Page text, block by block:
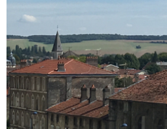
ditt
utbyte
Bli
värdfamilj